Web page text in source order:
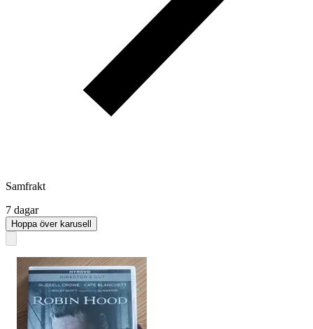
Samfrakt
7 dagar
Hoppa över karusell